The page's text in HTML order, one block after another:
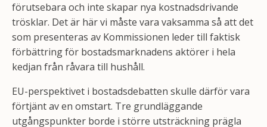
förutsebara och inte skapar nya kostnadsdrivande
trösklar. Det är här vi måste vara vaksamma så att det
som presenteras av Kommissionen leder till faktisk
förbättring för bostadsmarknadens aktörer i hela
kedjan från råvara till hushåll.
EU-perspektivet i bostadsdebatten skulle därför vara
förtjänt av en omstart. Tre grundläggande
utgångspunkter borde i större utsträckning prägla